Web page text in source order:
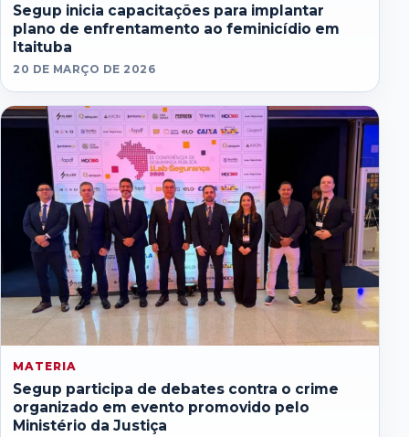
Segup inicia capacitações para implantar
plano de enfrentamento ao feminicídio em
Itaituba
20 DE MARÇO DE 2026
MATERIA
Segup participa de debates contra o crime
organizado em evento promovido pelo
Ministério da Justiça